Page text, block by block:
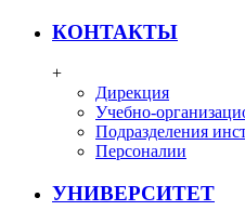
КОНТАКТЫ
+
Дирекция
Учебно-
Подразделения
Персоналии
УНИВЕРСИТЕТ